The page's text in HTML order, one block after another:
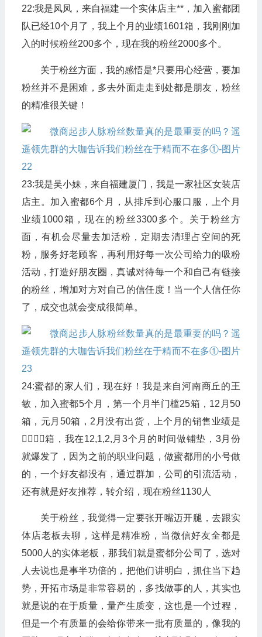
22:我是凤凤，来自福建一个实体店主**，加入蜜都团
队已经10个月了，我上个月的业绩1601箱，我刚刚加
入的时候粉丝200多个，现在我的粉丝2000多个。
关于粉丝方面，我的感悟是*只要用心经营，要加
粉丝并不是困难，多去外面走走到处都是朋友，粉丝
的精准很关键！
23:我是吴小妹，来自福建厦门，我是一家社区女装店
店主。加入蜜都6个月，从排斥到心服口服，上个月
业绩1000箱，现在的粉丝3300多个。关于粉丝方
面，有机会尽量去加活粉，定期去清理占空间的死
粉，服务好老顾客，再利用好每一次公司给力的吸粉
活动，打造好朋友圈，真诚对待每一个和自己有链接
的粉丝，增加对方对自己的信任度！当一个人信任你
了，成交也就会变成很简单。
24:蜜都的家人们，现在好！我是来自河南商丘的王
敏，加入蜜都5个月，第一个月半门槛25箱，12月50
箱，元月50箱，2月没有出货，上个月的销售业绩是
箱，我在12,1,2,月3个月的时间做铺垫，3月份
就爆发了，因为之前的职业问题，做蜜都用的小号做
的，一个好友都没有，通过群加，公司的引流活动，
还有就是好友推荐，转介绍，现在粉丝1130人
关于粉丝，我觉得一定要张开嘴迈开腿，去跟实
体店老板去聊，这样是精准粉，当微信好友全都是
5000人的实体老板，那我们就是蜜都分公司了，选对
人去说也是事半功倍的，把他们讲明白，抓住当下趋
势，开拓市场是非常容易的，多找做事的人，其实也
就是说的在于质量，量产生质变，这也是一个过程，
但是一个有质量的会给你带来一批有质量的，像我的